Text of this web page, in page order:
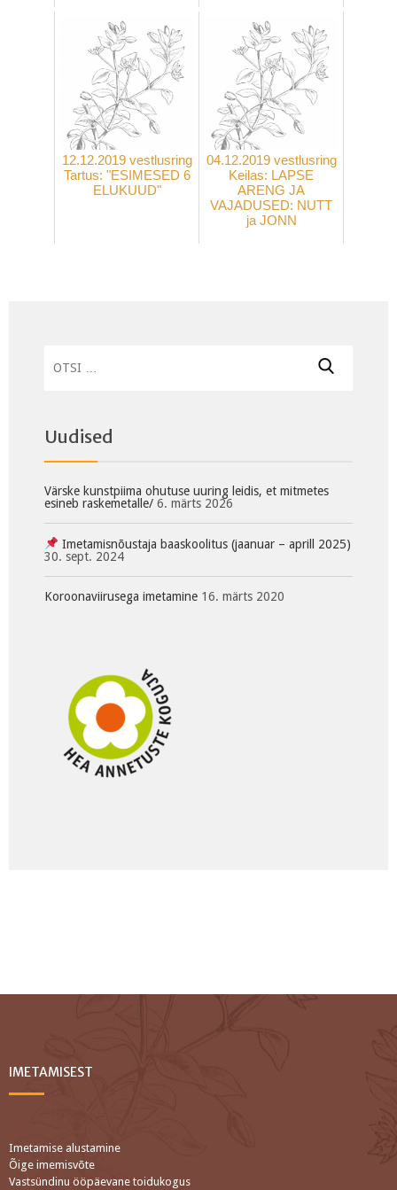
12.12.2019 vestlusring
Tartus: "ESIMESED 6
ELUKUUD"
04.12.2019 vestlusring
Keilas: LAPSE
ARENG JA
VAJADUSED: NUTT
ja JONN
Uudised
Värske kunstpiima ohutuse uuring leidis, et mitmetes
esineb raskemetalle/ 6. märts 2026
Imetamisnõustaja baaskoolitus (jaanuar – aprill 2025)
30. sept. 2024
Koroonaviirusega imetamine 16. märts 2020
IMETAMISEST
Imetamise alustamine
Õige imemisvõte
Vastsündinu ööpäevane toidukogus